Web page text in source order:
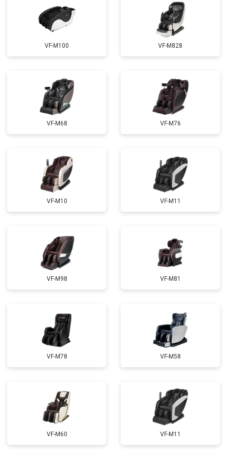
Ремонт пульта управления от 4200 ₽ Заказать
от 3900 ₽
Ремонт сканера от 4800 ₽ Заказать
Ремонт купюроприемника
Замена сетевого трансформатора от 4500 ₽ Заказать
Ремонт микро-лифта от 5500 ₽
VF-M100 VF-M828
VF-M68 VF-M76
VF-M10 VF-M11
VF-M98 VF-M81
VF-M78 VF-M58
VF-M60 VF-M11